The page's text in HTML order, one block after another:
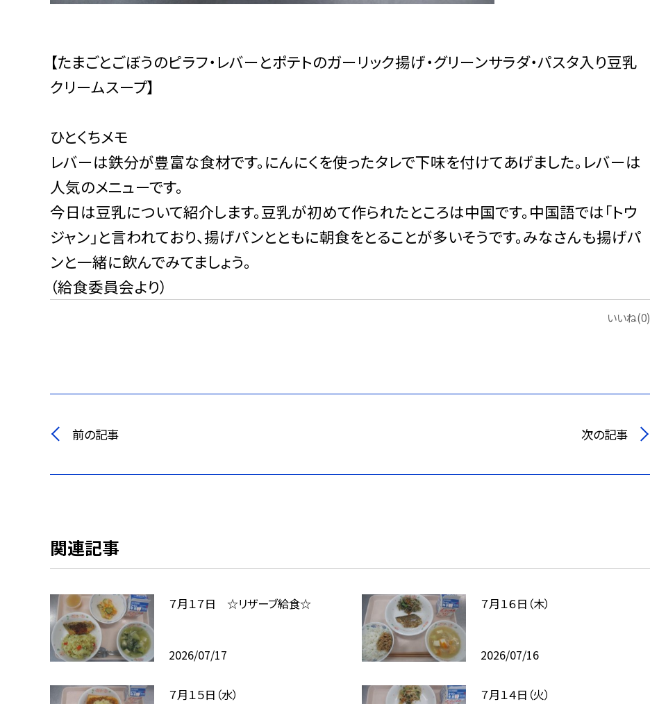
【たまごとごぼうのピラフ・レバーとポテトのガーリック揚げ・グリーンサラダ・パスタ入り豆乳
クリームスープ】
ひとくちメモ
レバーは鉄分が豊富な食材です。にんにくを使ったタレで下味を付けてあげました。レバーは
人気のメニューです。
今日は豆乳について紹介します。豆乳が初めて作られたところは中国です。中国語では「トウ
ジャン」と言われており、揚げパンとともに朝食をとることが多いそうです。みなさんも揚げパ
ンと一緒に飲んでみてましょう。
（給食委員会より）
いいね(0)
前の記事 次の記事
関連記事
７月１７日 ☆リザーブ給食☆
2026/07/17
７月１６日（木）
2026/07/16
７月１５日（水） ７月１４日（火）